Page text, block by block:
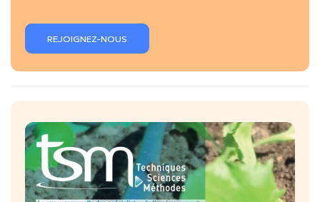
REJOIGNEZ-NOUS